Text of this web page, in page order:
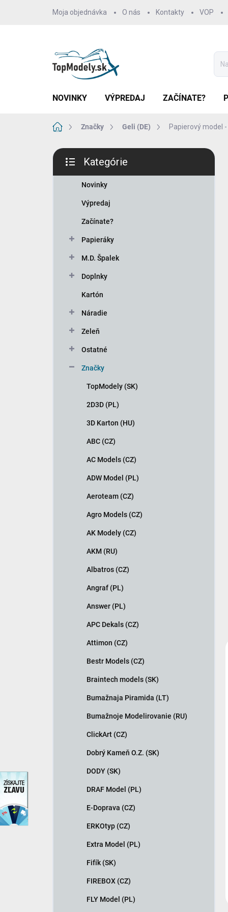
Moja objednávka O nás Kontakty VOP
NOVINKY VÝPREDAJ ZAČÍNATE?
DomovZnačky Geli (DE) Papierový model -
B
č
kategórie
Kategórie
Novinky
Výpredaj
Začínate?
Papieráky
M.D. Špalek
Doplnky
Kartón
Náradie
Zeleň
Ostatné
Značky
TopModely (SK)
2D3D (PL)
3D Karton (HU)
ABC (CZ)
AC Models (CZ)
ADW Model (PL)
Aeroteam (CZ)
Agro Models (CZ)
AK Modely (CZ)
AKM (RU)
Albatros (CZ)
Angraf (PL)
Answer (PL)
APC Dekals (CZ)
Attimon (CZ)
Bestr Models (CZ)
Braintech models (SK)
Bumažnaja Piramida (LT)
Bumažnoje Modelirovanie (RU)
ClickArt (CZ)
Dobrý Kameň O.Z. (SK)
DODY (SK)
DRAF Model (PL)
E-Doprava (CZ)
ERKOtyp (CZ)
Extra Model (PL)
Fifík (SK)
FIREBOX (CZ)
FLY Model (PL)